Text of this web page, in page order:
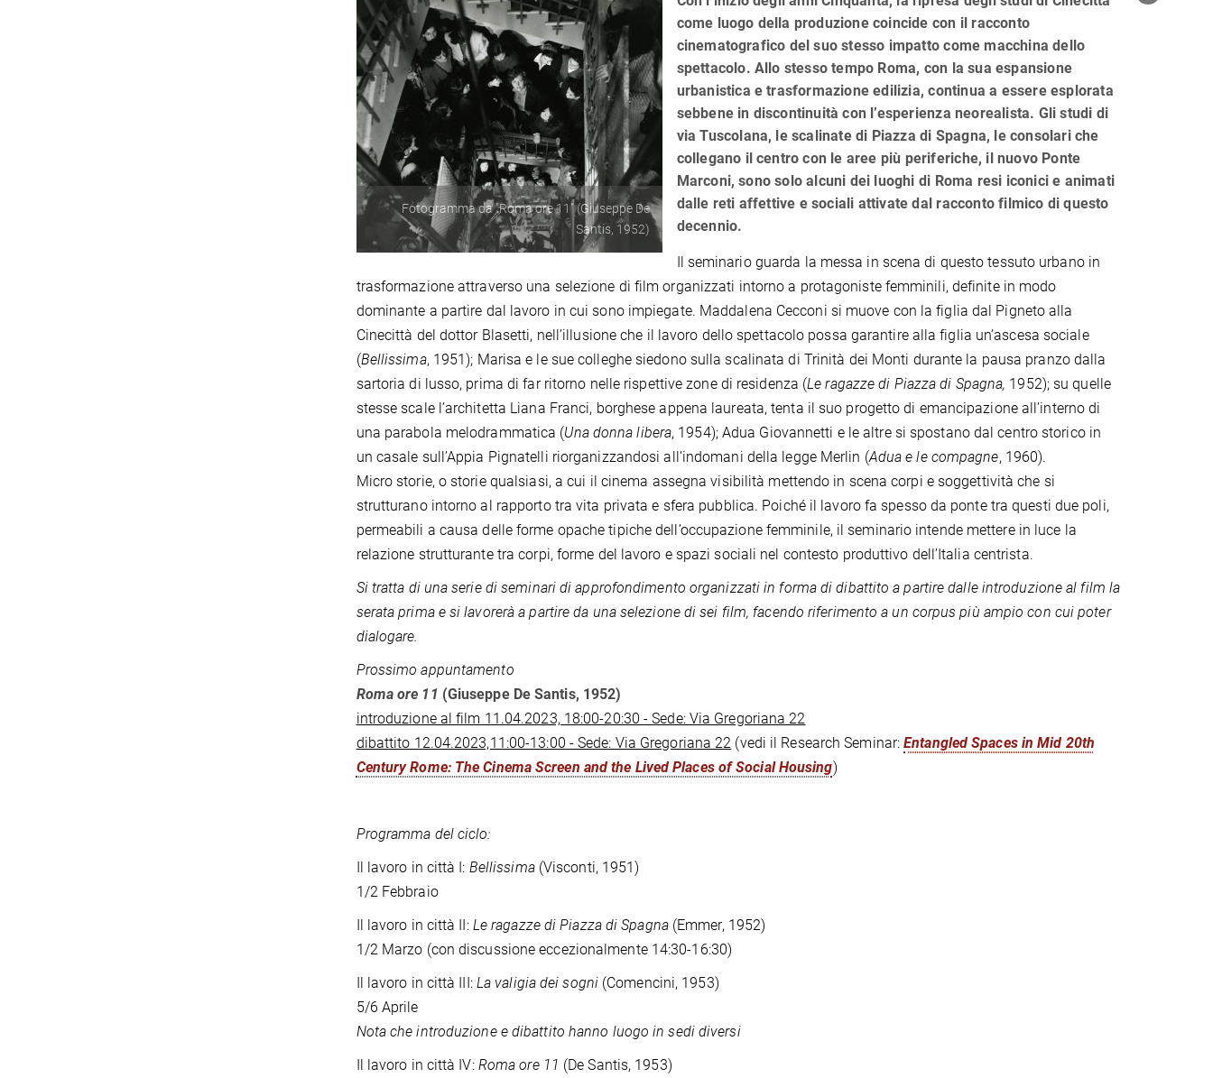
Fotogramma da "Roma ore 11" (Giuseppe De
Santis, 1952)
come luogo della produzione coincide con il racconto
cinematografico del suo stesso impatto come macchina dello
spettacolo. Allo stesso tempo Roma, con la sua espansione
urbanistica e trasformazione edilizia, continua a essere esplorata
sebbene in discontinuità con l’esperienza neorealista. Gli studi di
via Tuscolana, le scalinate di Piazza di Spagna, le consolari che
collegano il centro con le aree più periferiche, il nuovo Ponte
Marconi, sono solo alcuni dei luoghi di Roma resi iconici e animati
dalle reti affettive e sociali attivate dal racconto filmico di questo
decennio.
Il seminario guarda la messa in scena di questo tessuto urbano in
trasformazione attraverso una selezione di film organizzati intorno a protagoniste femminili, definite in modo
dominante a partire dal lavoro in cui sono impiegate. Maddalena Cecconi si muove con la figlia dal Pigneto alla
Cinecittà del dottor Blasetti, nell’illusione che il lavoro dello spettacolo possa garantire alla figlia un’ascesa sociale
(Bellissima, 1951); Marisa e le sue colleghe siedono sulla scalinata di Trinità dei Monti durante la pausa pranzo dalla
sartoria di lusso, prima di far ritorno nelle rispettive zone di residenza (Le ragazze di Piazza di Spagna, 1952); su quelle
stesse scale l’architetta Liana Franci, borghese appena laureata, tenta il suo progetto di emancipazione all’interno di
una parabola melodrammatica (Una donna libera, 1954); Adua Giovannetti e le altre si spostano dal centro storico in
un casale sull’Appia Pignatelli riorganizzandosi all’indomani della legge Merlin (Adua e le compagne, 1960).
Micro storie, o storie qualsiasi, a cui il cinema assegna visibilità mettendo in scena corpi e soggettività che si
strutturano intorno al rapporto tra vita privata e sfera pubblica. Poiché il lavoro fa spesso da ponte tra questi due poli,
permeabili a causa delle forme opache tipiche dell’occupazione femminile, il seminario intende mettere in luce la
relazione strutturante tra corpi, forme del lavoro e spazi sociali nel contesto produttivo dell’Italia centrista.
Si tratta di una serie di seminari di approfondimento organizzati in forma di dibattito a partire dalle introduzione al film la
serata prima e si lavorerà a partire da una selezione di sei film, facendo riferimento a un corpus più ampio con cui poter
dialogare.
Prossimo appuntamento
Roma ore 11 (Giuseppe De Santis, 1952)
introduzione al film 11.04.2023, 18:00-20:30 - Sede: Via Gregoriana 22
dibattito 12.04.2023,11:00-13:00 - Sede: Via Gregoriana 22 (vedi il Research Seminar:Entangled Spaces in Mid 20th
Century Rome: The Cinema Screen and the Lived Places of Social Housing)
Programma del ciclo:
Il lavoro in città I: Bellissima(Visconti, 1951)
1/2 Febbraio
Il lavoro in città II:Le ragazze di Piazza di Spagna(Emmer, 1952)
1/2 Marzo (con discussione eccezionalmente 14:30-16:30)
Il lavoro in città III:La valigia dei sogni(Comencini, 1953)
5/6 Aprile
Nota che introduzione e dibattito hanno luogo in sedi diversi
Il lavoro in città IV:Roma ore 11 (De Santis, 1953)